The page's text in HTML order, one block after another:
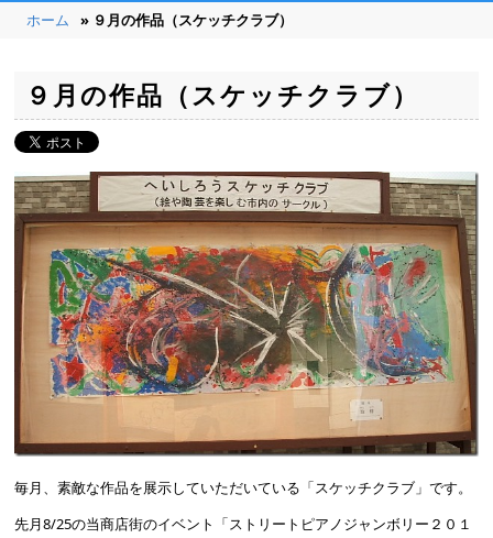
ホーム » ９月の作品（スケッチクラブ）
９月の作品（スケッチクラブ）
毎月、素敵な作品を展示していただいている「スケッチクラブ」です。
先月8/25の当商店街のイベント「ストリートピアノジャンボリー２０１